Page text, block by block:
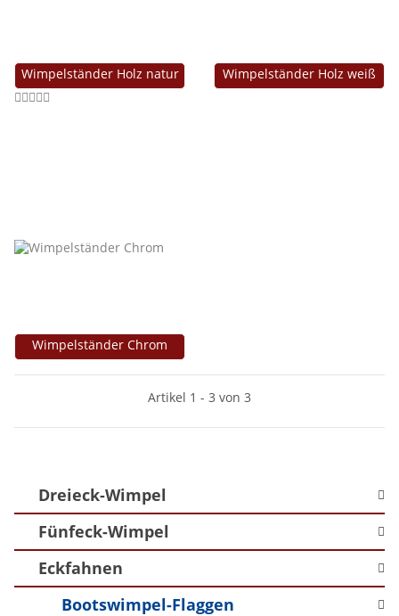
Wimpelständer Holz natur Wimpelständer Holz weiß
Wimpelständer Chrom
Artikel 1 - 3 von 3
Dreieck-Wimpel
Fünfeck-Wimpel
Eckfahnen
Bootswimpel-Flaggen